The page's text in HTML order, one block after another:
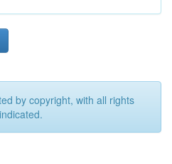
by copyright, with all rights